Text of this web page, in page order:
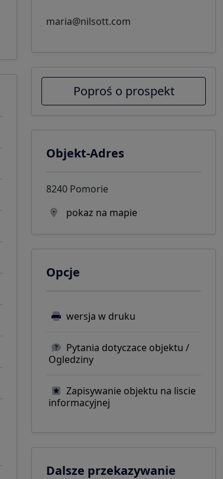
maria@nilsott.com
Poproś o prospekt
Objekt-Adres
8240 Pomorie
pokaz na mapie
Opcje
wersja w druku
Pytania dotyczace objektu /
Ogledziny
Zapisywanie objektu na liscie
informacyjnej
Dalsze przekazywanie